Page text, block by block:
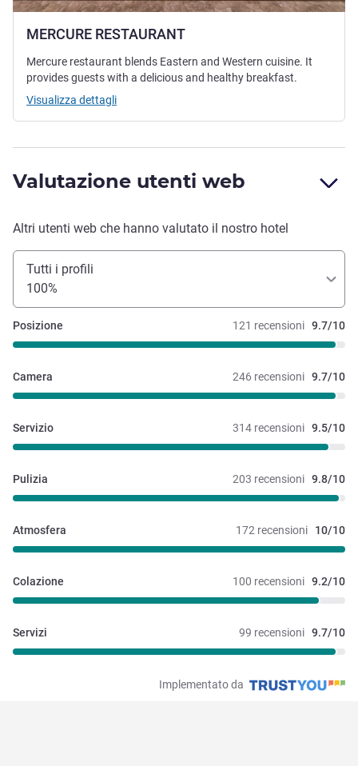
MERCURE RESTAURANT
Mercure restaurant blends Eastern and Western cuisine. It
provides guests with a delicious and healthy breakfast.
Visualizza dettagli
Valutazione utenti web
Altri utenti web che hanno valutato il nostro hotel
Tutti i profili
100%
121 recensioni 9.7/10
Posizione
246 recensioni 9.7/10
Camera
314 recensioni 9.5/10
Servizio
203 recensioni 9.8/10
Pulizia
172 recensioni 10/10
Atmosfera
100 recensioni 9.2/10
Colazione
99 recensioni 9.7/10
Servizi
Implementato da